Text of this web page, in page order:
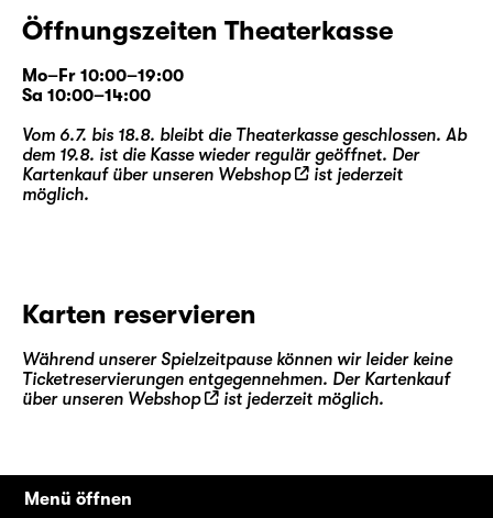
Öffnungszeiten Theaterkasse
Mo–Fr 10:00–19:00
Sa 10:00–14:00
Vom 6.7. bis 18.8. bleibt die Theaterkasse geschlossen. Ab
dem 19.8. ist die Kasse wieder regulär geöffnet. Der
Kartenkauf über unseren Webshop
ist jederzeit
möglich.
Karten reservieren
Während unserer Spielzeitpause können wir leider keine
Ticketreservierungen entgegennehmen. Der Kartenkauf
über unseren Webshop ist jederzeit möglich.
Menü öffnen